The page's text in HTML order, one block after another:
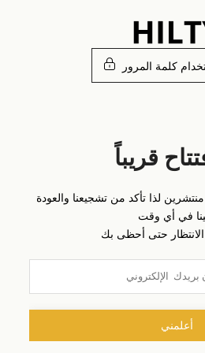
كلمة المرور
لذا تأكد من تشجيعنا والعودة
أعلمني